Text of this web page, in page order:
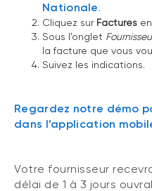
Nationale.
Cliquez sur Factures
Sous l’onglet
la facture que vous
Suivez les indications.
Regardez notre démo
dans l’application
Votre fournisseur
délai de 1 à 3 jours